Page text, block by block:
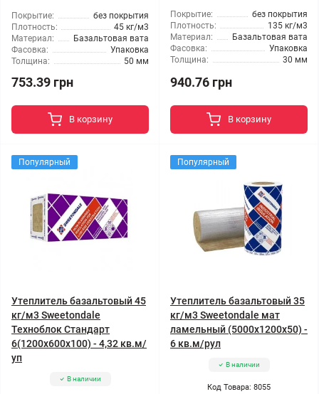
Покрытие:
без покрытия
Плотность:
45 кг/м3
Материал:
Базальтовая вата
Фасовка:
Упаковка
Толщина:
50 мм
753.39 грн
В корзину
Покрытие:
без покрытия
Плотность:
135 кг/м3
Материал:
Базальтовая вата
Фасовка:
Упаковка
Толщина:
30 мм
940.76 грн
В корзину
Популярный
Утеплитель базальтовый 45
кг/м3 Sweetondale
Техноблок Стандарт
6(1200x600x100) - 4,32 кв.м/
уп
В наличии
Популярный
Утеплитель базальтовый 35
кг/м3 Sweetondale мат
ламельный (5000x1200x50) -
6 кв.м/рул
В наличии
Код Товара: 8055